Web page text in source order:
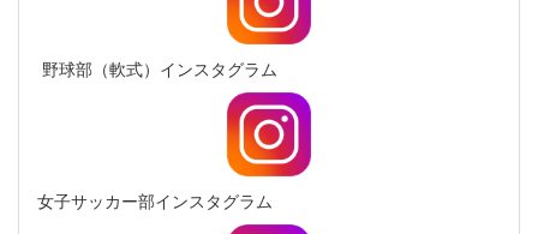
野球部（軟式）インスタグラム
女子サッカー部インスタグラム